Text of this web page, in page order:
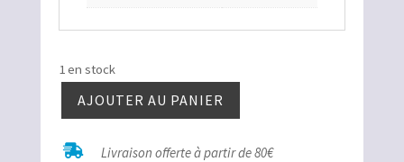
1 en stock
quantité
AJOUTER AU PANIER
 Livraison offerte à partir de 80€